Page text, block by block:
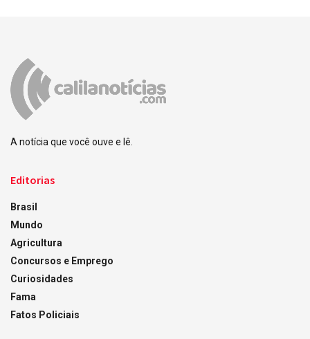
A notícia que você ouve e lê.
Editorias
Brasil
Mundo
Agricultura
Concursos e Emprego
Curiosidades
Fama
Fatos Policiais